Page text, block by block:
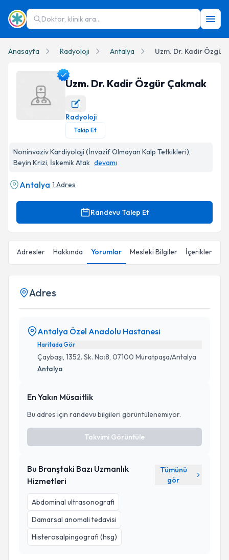
Doktor, klinik ara...
Anasayfa Radyoloji Antalya Uzm. Dr. Kadir Özgür
Uzm. Dr. Kadir Özgür Çakmak Profil Fotoğrafı
Uzm. Dr. Kadir Özgür Çakmak
Radyoloji
Takip Et
Noninvaziv Kardiyoloji (İnvazif Olmayan Kalp Tetkikleri),
Beyin Krizi, İskemik Atak devamı
Antalya 1 Adres
Randevu Talep Et
Adresler Hakkında Yorumlar Mesleki Bilgiler İçerikler
Adres
Antalya Özel Anadolu Hastanesi
Haritada Gör
Çaybaşı, 1352. Sk. No:8, 07100 Muratpaşa/Antalya
Antalya
En Yakın Müsaitlik
Bu adres için randevu bilgileri görüntülenemiyor.
Takvimi Görüntüle
Bu Branştaki Bazı Uzmanlık
Hizmetleri
Tümünü
gör
Abdominal ultrasonografi
Damarsal anomali tedavisi
Histerosalpingografi (hsg)